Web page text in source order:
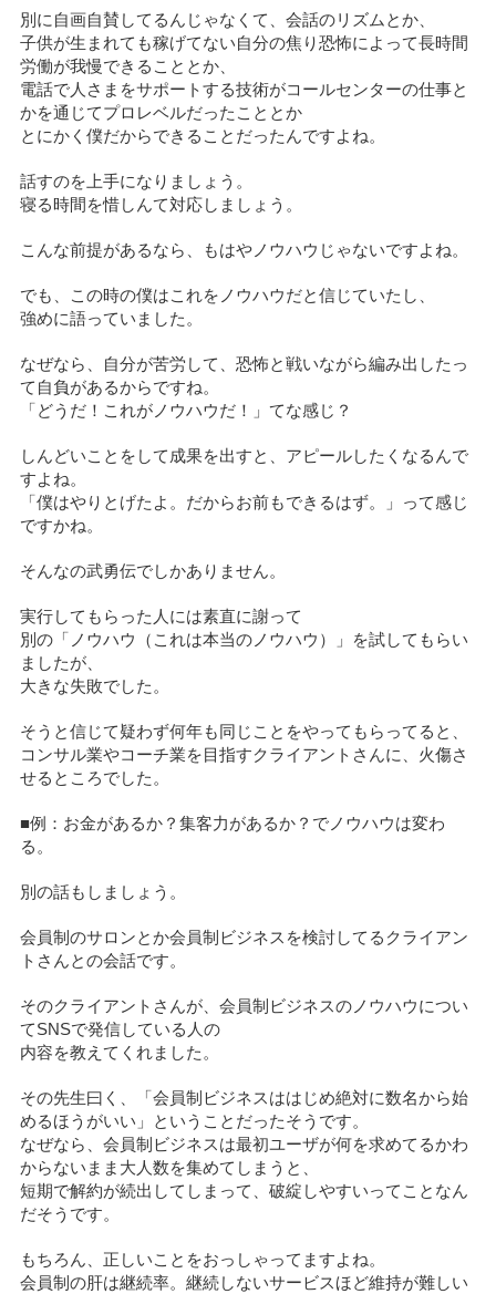
別に自画自賛してるんじゃなくて、会話のリズムとか、
子供が生まれても稼げてない自分の焦り恐怖によって長時間
労働が我慢できることとか、
電話で人さまをサポートする技術がコールセンターの仕事と
かを通じてプロレベルだったこととか
とにかく僕だからできることだったんですよね。
話すのを上手になりましょう。
寝る時間を惜しんて対応しましょう。
こんな前提があるなら、もはやノウハウじゃないですよね。
でも、この時の僕はこれをノウハウだと信じていたし、
強めに語っていました。
なぜなら、自分が苦労して、恐怖と戦いながら編み出したっ
て自負があるからですね。
「どうだ！これがノウハウだ！」てな感じ？
しんどいことをして成果を出すと、アピールしたくなるんで
すよね。
「僕はやりとげたよ。だからお前もできるはず。」って感じ
ですかね。
そんなの武勇伝でしかありません。
実行してもらった人には素直に謝って
別の「ノウハウ（これは本当のノウハウ）」を試してもらい
ましたが、
大きな失敗でした。
そうと信じて疑わず何年も同じことをやってもらってると、
コンサル業やコーチ業を目指すクライアントさんに、火傷さ
せるところでした。
■例：お金があるか？集客力があるか？でノウハウは変わ
る。
別の話もしましょう。
会員制のサロンとか会員制ビジネスを検討してるクライアン
トさんとの会話です。
そのクライアントさんが、会員制ビジネスのノウハウについ
てSNSで発信している人の
内容を教えてくれました。
その先生曰く、「会員制ビジネスははじめ絶対に数名から始
めるほうがいい」ということだったそうです。
なぜなら、会員制ビジネスは最初ユーザが何を求めてるかわ
からないまま大人数を集めてしまうと、
短期で解約が続出してしまって、破綻しやすいってことなん
だそうです。
もちろん、正しいことをおっしゃってますよね。
会員制の肝は継続率。継続しないサービスほど維持が難しい